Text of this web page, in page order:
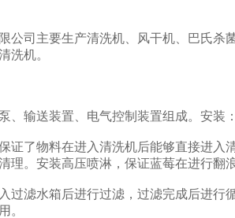
司主要生产清洗机、风干机、巴氏杀
洗机。
输送装置、电气控制装置组成。安装
了物料在进入清洗机后能够直接进入
理。安装高压喷淋，保证蓝莓在进行翻
滤水箱后进行过滤，过滤完成后进行
。